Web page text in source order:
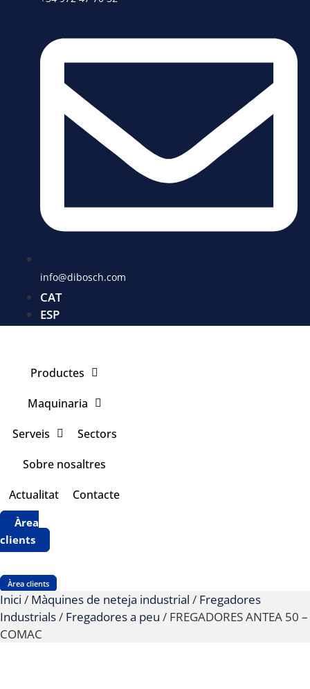
info@dibosch.com
CAT
ESP
Productes
Maquinaria
Serveis
Sectors
Sobre nosaltres
Actualitat
Contacte
Àrea
clients
Àrea clients
Inici / Màquines de neteja industrial / Fregadores
Industrials/ Fregadores a peu / FREGADORES ANTEA 50 –
COMAC